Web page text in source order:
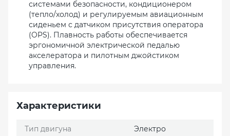
системами безопасности, кондиционером
(тепло/холод) и регулируемым авиационным
сиденьем с датчиком присутствия оператора
(OPS). Плавность работы обеспечивается
эргономичной электрической педалью
акселератора и пилотным джойстиком
управления.
Характеристики
Тип двигуна Электро